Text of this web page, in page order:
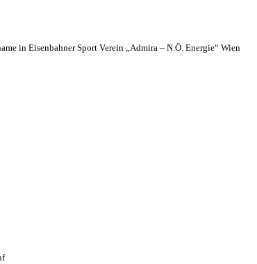
in Eisenbahner Sport Verein „Admira – N.Ö. Energie“ Wien